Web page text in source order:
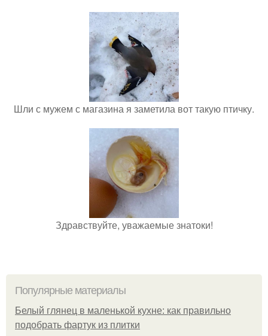
Шли с мужем с магазина я заметила вот такую птичку.
Здравствуйте, уважаемые знатоки!
Популярные материалы
Белый глянец в маленькой кухне: как правильно
подобрать фартук из плитки